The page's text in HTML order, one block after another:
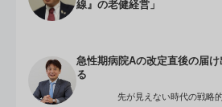
線』の老健経営」
急性期病院Aの改定直後の届
る
先が見えない時代の戦略